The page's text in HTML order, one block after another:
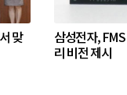
맞
삼성전자,
리 비전 제시